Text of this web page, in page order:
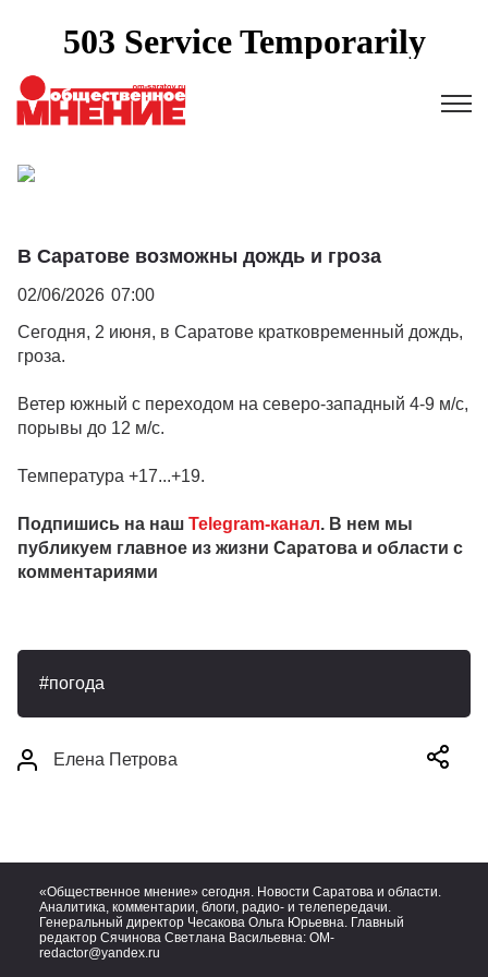
В Саратове возможны дождь и гроза
02/06/2026 07:00
Сегодня, 2 июня, в Саратове кратковременный дождь,
гроза.
Ветер южный с переходом на северо-западный 4-9 м/с,
порывы до 12 м/с.
Температура +17...+19.
Подпишись на наш Telegram-канал. В нем мы
публикуем главное из жизни Саратова и области с
комментариями
погода
Елена Петрова
«Общественное мнение» сегодня. Новости Саратова и области.
Аналитика, комментарии, блоги, радио- и телепередачи.
Генеральный директор Чесакова Ольга Юрьевна. Главный
редактор Сячинова Светлана Васильевна: OM-
redactor@yandex.ru